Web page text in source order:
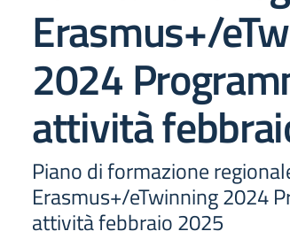
Erasmus+/
2024
attività
Piano di formazione
Erasmus+/eTwinning 2024
attività febbraio 2025